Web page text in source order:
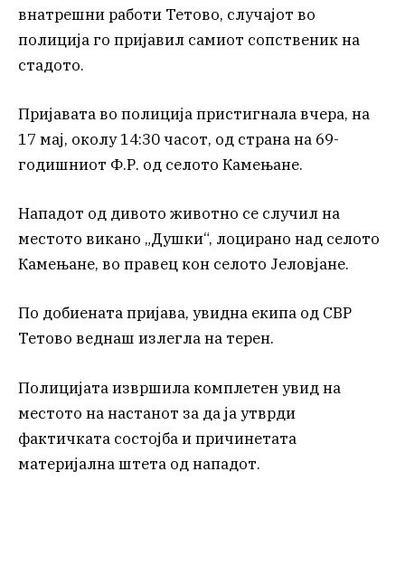
внатрешни работи Тетово, случајот во
полиција го пријавил самиот сопственик на
стадото.
Пријавата во полиција пристигнала вчера, на
17 мај, околу 14:30 часот, од страна на 69-
годишниот Ф.Р. од селото Камењане.
Нападот од дивото животно се случил на
местото викано „Душки“, лоцирано над селото
Камењане, во правец кон селото Јеловјане.
По добиената пријава, увидна екипа од СВР
Тетово веднаш излегла на терен.
Полицијата извршила комплетен увид на
местото на настанот за да ја утврди
фактичката состојба и причинетата
материјална штета од нападот.